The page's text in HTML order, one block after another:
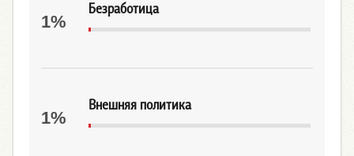
Безработица
1%
Внешняя политика
1%